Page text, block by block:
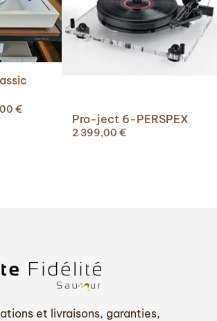
€Le
Pro-ject 6-PERSPEX
2 399,00 €
et livraisons, garanties,